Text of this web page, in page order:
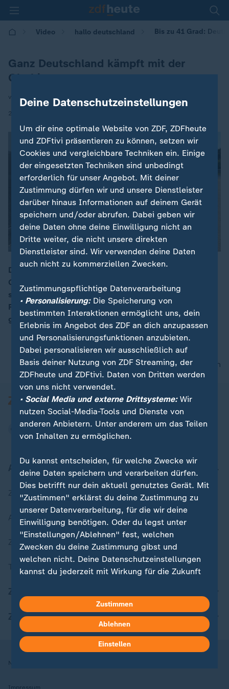
Video hallo deutschland Bis zu 41 Grad:
Ganz Deutschland kämpft mit der
Gluthitze
von Holger Müller und Petra Neubauer
26.06.2026 | 17:10
00:16
Die Hitzeglocke sorgt weiterhin für heißes Wetter und
Gefahren: Straßenbeläge geben nach, viele Menschen
suchen nach kühlenden Orten, um die
Rekordtemperaturen aushalten zu können, doch die
gibt es manchmal einfach nicht.
nach oben
Aktuell bei ZDFheute
Zuletzt veröffentlicht
Aktuelle Sendungs-Videos
ZDFheute Stories
Themen im Überblick
ZDFheute Apps
Nutzungsbedingungen
Impressum
Deine Datenschutzeinstellungen
Um dir eine optimale Website von ZDF, ZDFheute
und ZDFtivi präsentieren zu können, setzen wir
Cookies und vergleichbare Techniken ein. Einige
der eingesetzten Techniken sind unbedingt
erforderlich für unser Angebot. Mit deiner
Zustimmung dürfen wir und unsere Dienstleister
darüber hinaus Informationen auf deinem Gerät
speichern und/oder abrufen. Dabei geben wir
deine Daten ohne deine Einwilligung nicht an
Dritte weiter, die nicht unsere direkten
Dienstleister sind. Wir verwenden deine Daten
auch nicht zu kommerziellen Zwecken.
Zustimmungspflichtige Datenverarbeitung
• Personalisierung:Die Speicherung von
bestimmten Interaktionen ermöglicht uns, dein
Erlebnis im Angebot des ZDF an dich anzupassen
und Personalisierungsfunktionen anzubieten.
Dabei personalisieren wir ausschließlich auf
Basis deiner Nutzung von ZDF Streaming, der
ZDFheute und ZDFtivi. Daten von Dritten werden
von uns nicht verwendet.
• Social Media und externe Drittsysteme:Wir
nutzen Social-Media-Tools und Dienste von
anderen Anbietern. Unter anderem um das Teilen
von Inhalten zu ermöglichen.
Du kannst entscheiden, für welche Zwecke wir
deine Daten speichern und verarbeiten dürfen.
Dies betrifft nur dein aktuell genutztes Gerät. Mit
"Zustimmen" erklärst du deine Zustimmung zu
unserer Datenverarbeitung, für die wir deine
Einwilligung benötigen. Oder du legst unter
"Einstellungen/Ablehnen" fest, welchen
Zwecken du deine Zustimmung gibst und
welchen nicht. Deine Datenschutzeinstellungen
kannst du jederzeit mit Wirkung für die Zukunft
Hier findest du das Impressum.
Weitere Informationen findest du in unserer
Datenschutzerklärung.
Zustimmen
Ablehnen
Einstellen